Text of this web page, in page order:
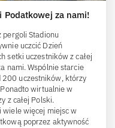
Podatkowej za nami!
pergoli Stadionu
uczcić Dzień
setki uczestników z całej
nami. Wspólnie starcie
200 uczestników, którzy
wirtualnie w
z całej Polski.
wiele więcej miejsc w
poprzez aktywność